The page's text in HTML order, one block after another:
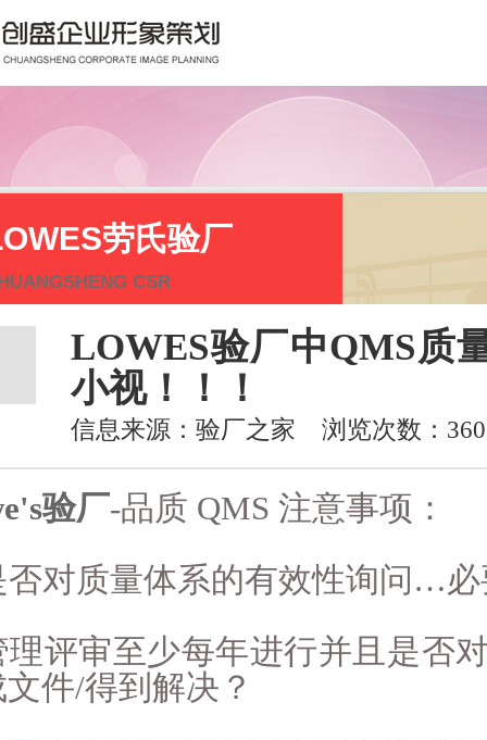
劳氏验厂
CSR
LOWES验厂中QMS质
小视！！！
信息来源：验厂之家 浏览次数：
验厂-品质 QMS 注意事项：
否对质量体系的有效性询问…
理评审至少每年进行并且是否
件/得到解决？